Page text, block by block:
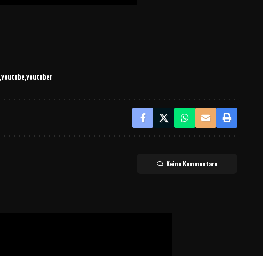
YoutubeYoutuber
Keine Kommentare